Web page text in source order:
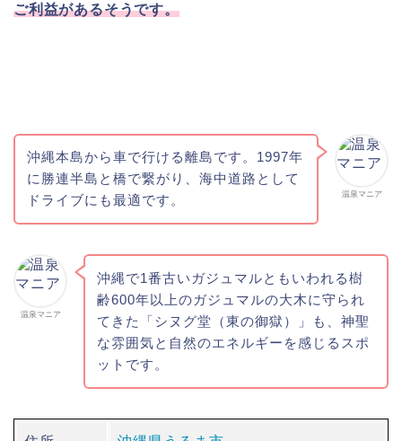
ご利益があるそうです。
温泉マニア
沖縄本島から車で行ける離島です。1997年
に勝連半島と橋で繋がり、海中道路として
ドライブにも最適です。
温泉マニア
沖縄で1番古いガジュマルともいわれる樹
齢600年以上のガジュマルの大木に守られ
てきた「シヌグ堂（東の御獄）」も、神聖
な雰囲気と自然のエネルギーを感じるスポ
ットです。